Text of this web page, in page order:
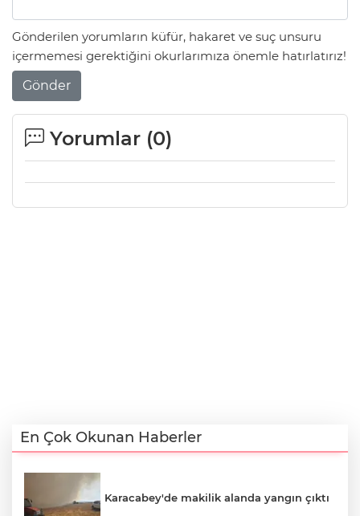
Gönderilen yorumların küfür, hakaret ve suç unsuru
içermemesi gerektiğini okurlarımıza önemle hatırlatırız!
Gönder
Yorumlar (0)
En Çok Okunan Haberler
Karacabey'de makilik alanda yangın çıktı